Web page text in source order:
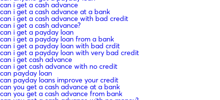
can i get a cash advance
can i get a cash advance at a bank
can i get a cash advance with bad credit
can i get a cash advance?
can i get a payday loan
can i get a payday loan from a bank
can i get a payday loan with bad crdit
can i get a payday loan with very bad credit
can i get cash advance
can i get cash advance with no credit
can payday loan
can payday loans improve your credit
can you get a cash advance at a bank
can you get a cash advance from bank